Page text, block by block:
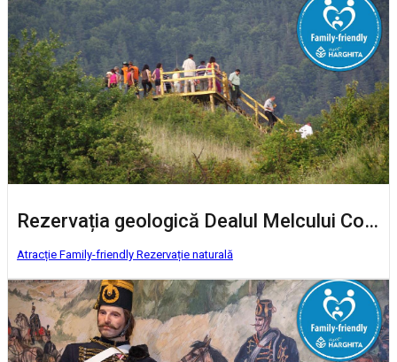
Rezervația geologică Dealul Melcului Corund
Atracție Family-friendly Rezervație naturală